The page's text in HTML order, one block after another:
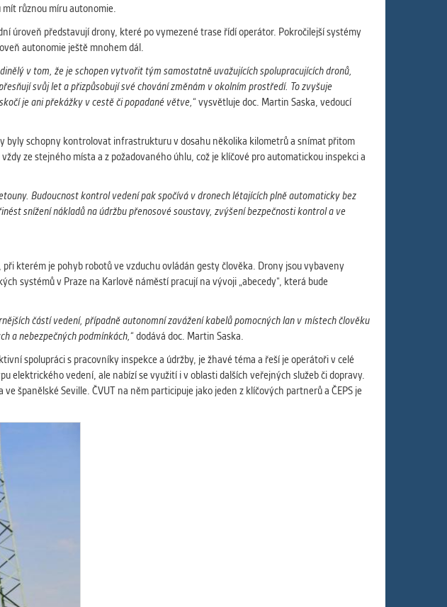
různou míru autonomie.
úroveň představují drony, které po vymezené trase řídí operátor. Pokročilejší systémy
autonomie ještě mnohem dál.
v tom, že je schopen vytvořit tým samostatně uvažujících spolupracujících dronů,
svůj let a přizpůsobují své chování změnám v okolním prostředí. To zvyšuje
je ani překážky v cestě či popadané větve,“vysvětluje doc. Martin Saska, vedoucí
byly schopny kontrolovat infrastrukturu v dosahu několika kilometrů a snímat přitom
ze stejného místa a z požadovaného úhlu, což je klíčové pro automatickou inspekci a
Budoucnost kontrol vedení pak spočívá v dronech létajících plně automaticky bez
snížení nákladů na údržbu přenosové soustavy, zvýšení bezpečnosti kontrol a ve
kterém je pohyb robotů ve vzduchu ovládán gesty člověka. Drony jsou vybaveny
systémů v Praze na Karlově náměstí pracují na vývoji „abecedy“, která bude
částí vedení, případně autonomní zavážení kabelů pomocných lan v místech člověku
a nebezpečných podmínkách,“dodává doc. Martin Saska.
spolupráci s pracovníky inspekce a údržby, je žhavé téma a řeší je operátoři v celé
elektrického vedení, ale nabízí se využití i v oblasti dalších veřejných služeb či dopravy.
španělské Seville. ČVUT na něm participuje jako jeden z klíčových partnerů a ČEPS je